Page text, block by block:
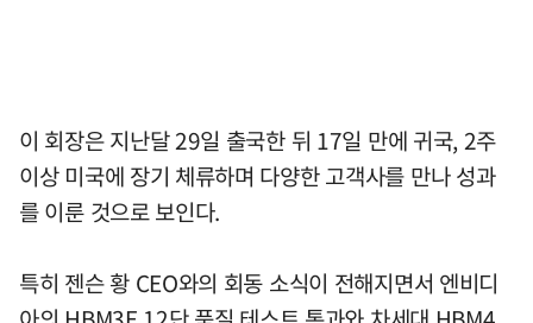
이 회장은 지난달 29일 출국한 뒤 17일 만에 귀국, 2주
이상 미국에 장기 체류하며 다양한 고객사를 만나 성과
를 이룬 것으로 보인다.
특히 젠슨 황 CEO와의 회동 소식이 전해지면서 엔비디